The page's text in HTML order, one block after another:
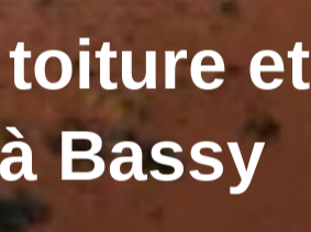
et
Bassy